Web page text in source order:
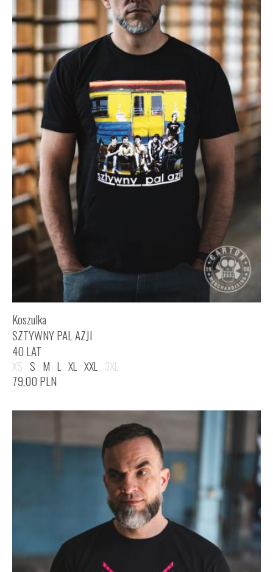
Koszulka
SZTYWNY PAL AZJI
40 LAT
XS S M L XL XXL 3XL
79,00 PLN